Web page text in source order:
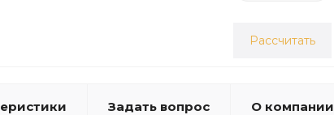
Рассчитать
Задать вопрос О компании